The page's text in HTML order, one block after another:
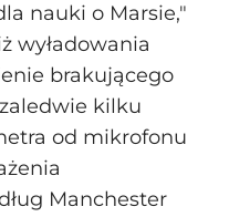
nauki o Marsie,"
wyładowania
brakującego
kilku
od mikrofonu
Manchester